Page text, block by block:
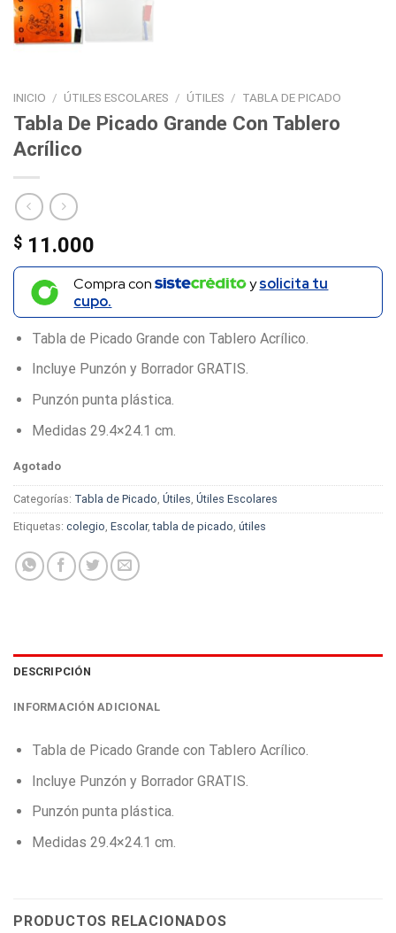
INICIO / ÚTILES ESCOLARES / ÚTILES / TABLA DE PICADO
Tabla De Picado Grande Con Tablero
Acrílico
$ 11.000
Compra con ysolicita tu
cupo.
Tabla de Picado Grande con Tablero Acrílico.
Incluye Punzón y Borrador GRATIS.
Punzón punta plástica.
Medidas 29.4×24.1 cm.
Agotado
Categorías: Tabla de Picado, Útiles, Útiles Escolares
Etiquetas: colegio, Escolar,tabla de picado, útiles
DESCRIPCIÓN
INFORMACIÓN ADICIONAL
Tabla de Picado Grande con Tablero Acrílico.
Incluye Punzón y Borrador GRATIS.
Punzón punta plástica.
Medidas 29.4×24.1 cm.
PRODUCTOS RELACIONADOS